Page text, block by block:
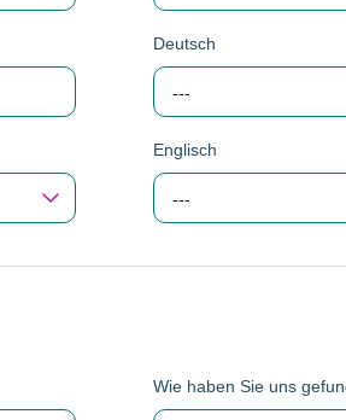
Deutsch
---
Englisch
---
Wie haben Sie uns